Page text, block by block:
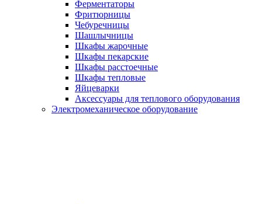
Ферментаторы
Фритюрницы
Чебуречницы
Шашлычницы
Шкафы жарочные
Шкафы пекарские
Шкафы расстоечные
Шкафы тепловые
Яйцеварки
Аксессуары для теплового оборудования
Электромеханическое оборудование